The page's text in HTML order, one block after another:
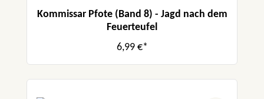
Kommissar Pfote (Band 8) - Jagd nach dem
Feuerteufel
6,99 €*